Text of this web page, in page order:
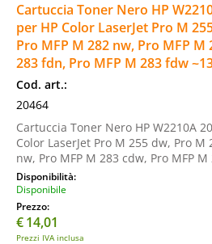
Cartuccia Toner Nero HP
per HP Color LaserJet Pro M
Pro MFP M 282 nw, Pro MFP M
283 fdn, Pro MFP M 283 fdw
Cod. art.:
20464
Cartuccia Toner Nero HP W2210A
Color LaserJet Pro M 255 dw, Pro M
nw, Pro MFP M 283 cdw, Pro MFP
Disponibilità:
Disponibile
Prezzo:
€14,01
Prezzi IVA inclusa